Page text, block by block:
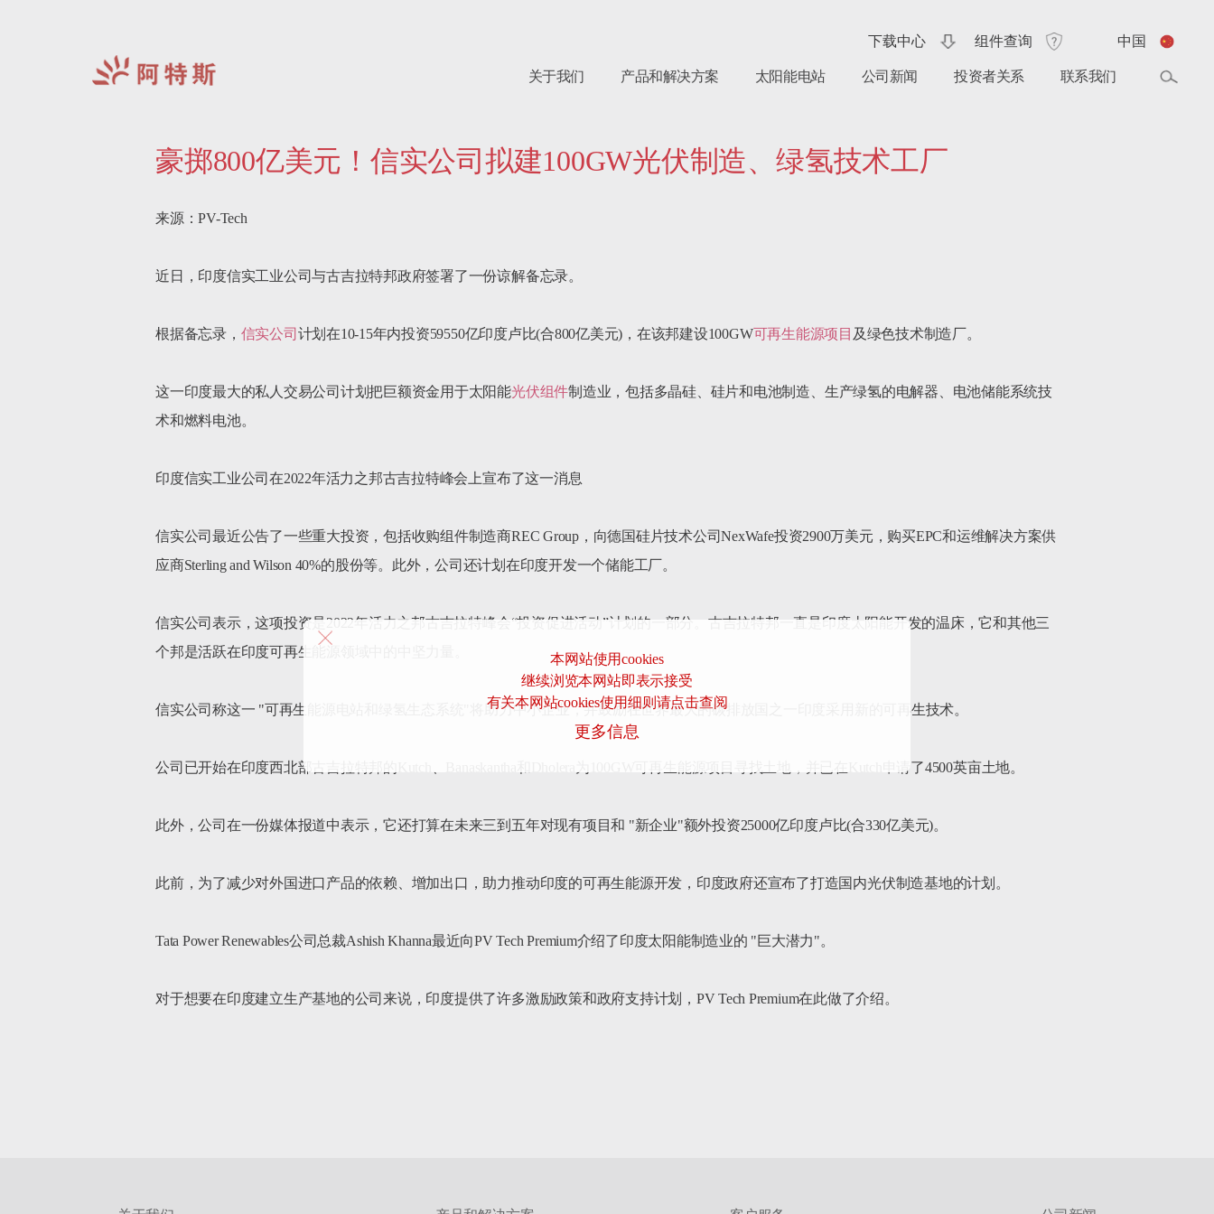
本网站使用cookies
继续浏览本网站即表示接受
有关本网站cookies使用细则请点击查阅
更多信息
关于我们 产品和解决方案 太阳能电站 公司新闻 投资者关系 联系我们
中国
组件查询
下载中心
豪掷800亿美元！信实公司拟建100GW光伏制造、绿氢技术工厂
来源：PV-Tech
近日，印度信实工业公司与古吉拉特邦政府签署了一份谅解备忘录。
根据备忘录， 信实公司 计划在10-15年内投资59550亿印度卢比(合800亿美元)，在该邦建设100GW可再生能源项目 及绿色技术制造厂。
这一印度最大的私人交易公司计划把巨额资金用于太阳能光伏组件制造业，包括多晶硅、硅片和电池制造、生产绿氢的电解器、电池储能系统技
术和燃料电池。
印度信实工业公司在2022年活力之邦古吉拉特峰会上宣布了这一消息
信实公司最近公告了一些重大投资，包括收购组件制造商REC Group，向德国硅片技术公司NexWafe投资2900万美元，购买EPC和运维解决方案供
应商Sterling and Wilson 40%的股份等。此外，公司还计划在印度开发一个储能工厂。
信实公司表示，这项投资是2022年活力之邦古吉拉特峰会“投资促进活动”计划的一部分。古吉拉特邦一直是印度太阳能开发的温床，它和其他三
个邦是活跃在印度可再生能源领域中的中坚力量。
信实公司称这一 "可再生能源电站和绿氢生态系统"将助力中小企业，并鼓励在世界最大的碳排放国之一印度采用新的可再生技术。
公司已开始在印度西北部古吉拉特邦的Kutch、Banaskantha和Dholera为100GW可再生能源项目寻找土地，并已在Kutch申请了4500英亩土地。
此外，公司在一份媒体报道中表示，它还打算在未来三到五年对现有项目和 "新企业"额外投资25000亿印度卢比(合330亿美元)。
此前，为了减少对外国进口产品的依赖、增加出口，助力推动印度的可再生能源开发，印度政府还宣布了打造国内光伏制造基地的计划。
Tata Power Renewables公司总裁Ashish Khanna最近向PV Tech Premium介绍了印度太阳能制造业的 "巨大潜力"。
对于想要在印度建立生产基地的公司来说，印度提供了许多激励政策和政府支持计划，PV Tech Premium在此做了介绍。